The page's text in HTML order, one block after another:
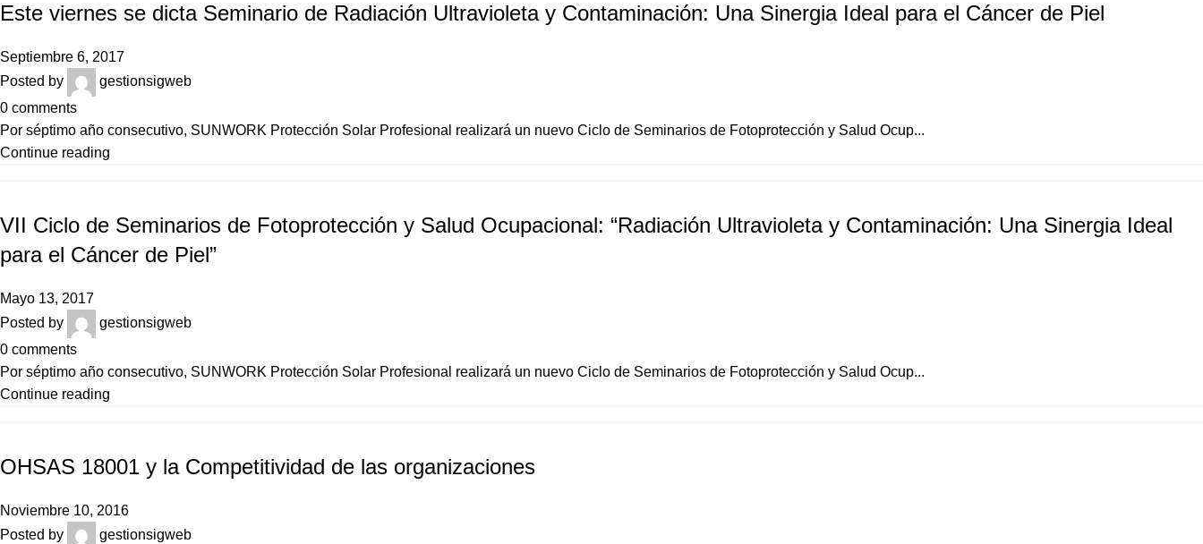
Este viernes se dicta Seminario de Radiación Ultravioleta y Contaminación: Una Sinergia Ideal para el Cáncer de Piel
Septiembre 6, 2017
Posted by
gestionsigweb
0 comments
Por séptimo año consecutivo, SUNWORK Protección Solar Profesional realizará un nuevo Ciclo de Seminarios de Fotoprotección y Salud Ocup...
Continue reading
VII Ciclo de Seminarios de Fotoprotección y Salud Ocupacional: “Radiación Ultravioleta y Contaminación: Una Sinergia Ideal
para el Cáncer de Piel”
Mayo 13, 2017
Posted by
gestionsigweb
0 comments
Por séptimo año consecutivo, SUNWORK Protección Solar Profesional realizará un nuevo Ciclo de Seminarios de Fotoprotección y Salud Ocup...
Continue reading
OHSAS 18001 y la Competitividad de las organizaciones
Noviembre 10, 2016
Posted by
gestionsigweb